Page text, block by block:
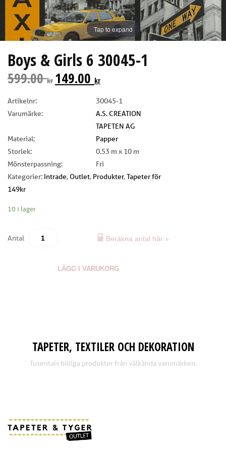
Tap to expand
Boys & Girls 6 30045-1
599.00kr 149.00 kr
Artikelnr:
30045-1
Varumärke:
A.S. CREATION
TAPETEN AG
Material:
Papper
Storlek:
0.53 m x 10 m
Mönsterpassning:
Fri
Kategorier: Intrade, Outlet, Produkter,Tapeter för
149kr
10 i lager
Antal Beräkna antal här »
LÄGG I VARUKORG
TAPETER, TEXTILER OCH DEKORATION
Tusentals billiga produkter från välkända varumärken.